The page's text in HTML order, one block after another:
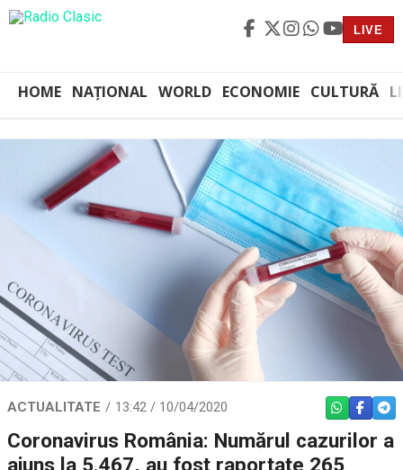
LIVE
HOME NAȚIONAL WORLD ECONOMIE CULTURĂ
ACTUALITATE 13:42 / 10/04/2020 WHATSAPP
Coronavirus România: Numărul cazurilor a
ajuns la 5.467, au fost raportate 265